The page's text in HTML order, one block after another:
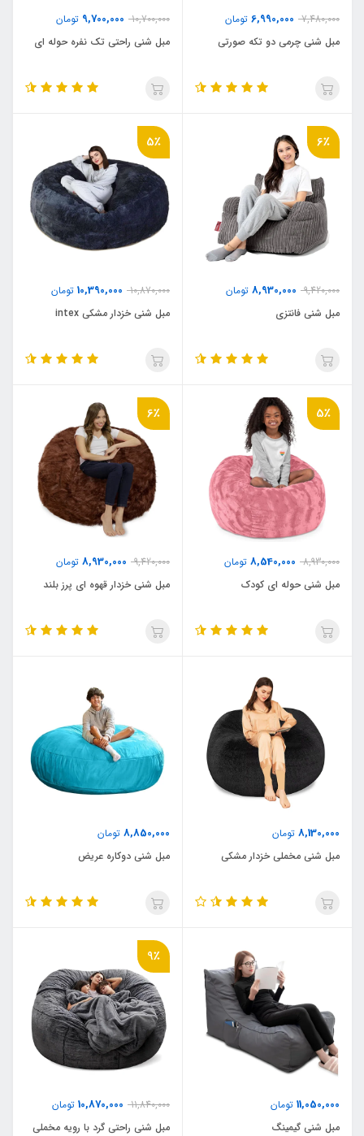
7,480,000
6,990,000 تومان
مبل شنی چرمی دو تکه صورتی
10,700,000
9,700,000 تومان
مبل شنی راحتی تک نفره حوله ای
6٪
9,420,000
8,930,000 تومان
مبل شنی فانتزی
5٪
10,870,000
10,390,000 تومان
مبل شنی خزدار مشکی intex
5٪
8,930,000
8,540,000 تومان
مبل شنی حوله ای کودک
6٪
9,420,000
8,930,000 تومان
مبل شنی خزدار قهوه ای پرز بلند
8,130,000 تومان
مبل شنی مخملی خزدار مشکی
8,850,000 تومان
مبل شنی دوکاره عریض
11,050,000 تومان
مبل شنی گیمینگ
9٪
11,840,000
10,870,000 تومان
مبل شنی راحتی گرد با رویه مخملی